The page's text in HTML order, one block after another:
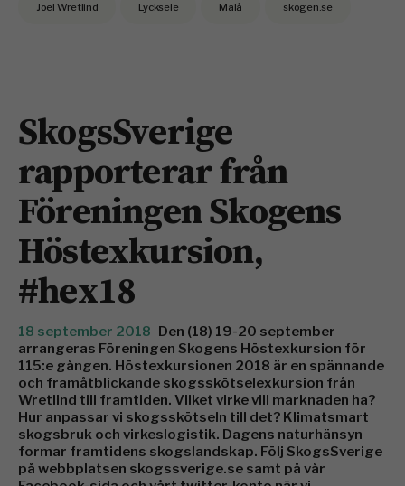
Joel Wretlind Lycksele Malå skogen.se
SkogsSverige
rapporterar från
Föreningen Skogens
Höstexkursion,
#hex18
18 september 2018 Den (18) 19-20 september
arrangeras Föreningen Skogens Höstexkursion för
115:e gången. Höstexkursionen 2018 är en spännande
och framåtblickande skogsskötselexkursion från
Wretlind till framtiden. Vilket virke vill marknaden ha?
Hur anpassar vi skogsskötseln till det? Klimatsmart
skogsbruk och virkeslogistik. Dagens naturhänsyn
formar framtidens skogslandskap. Följ SkogsSverige
på webbplatsen skogssverige.se samt på vår